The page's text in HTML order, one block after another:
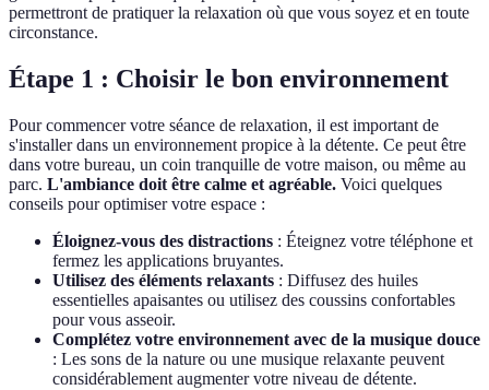
permettront de pratiquer la relaxation où que vous soyez et en toute
circonstance.
Étape 1 : Choisir le bon environnement
Pour commencer votre séance de relaxation, il est important de
s'installer dans un environnement propice à la détente. Ce peut être
dans votre bureau, un coin tranquille de votre maison, ou même au
parc. L'ambiance doit être calme et agréable. Voici quelques
conseils pour optimiser votre espace :
Éloignez-vous des distractions : Éteignez votre téléphone et
fermez les applications bruyantes.
Utilisez des éléments relaxants : Diffusez des huiles
essentielles apaisantes ou utilisez des coussins confortables
pour vous asseoir.
Complétez votre environnement avec de la musique douce
: Les sons de la nature ou une musique relaxante peuvent
considérablement augmenter votre niveau de détente.